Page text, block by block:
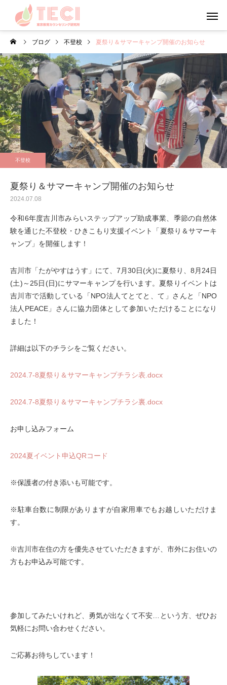
カウンセリング メンタルフ
日々のこと・その他
お盆・夏休みの過ごし方
心理学
やる気について考えて
う
ブログ 不登校 夏祭り＆サマーキャンプ開催のお知らせ
不登校
夏祭り＆サマーキャンプ開催のお知らせ
2024.07.08
令和6年度吉川市みらいステップアップ助成事業、季節の自然体
験を通じた不登校・ひきこもり支援イベント「夏祭り＆サマーキ
ャンプ」を開催します！
吉川市「たがやすはうす」にて、7月30日(火)に夏祭り、8月24日
(土)～25日(日)にサマーキャンプを行います。夏祭りイベントは
吉川市で活動している「NPO法人てとてと、て」さんと「NPO
法人PEACE」さんに協力団体として参加いただけることになり
ました！
詳細は以下のチラシをご覧ください。
2024.7-8夏祭り＆サマーキャンプチラシ表.docx
2024.7-8夏祭り＆サマーキャンプチラシ裏.docx
お申し込みフォーム
2024夏イベント申込QRコード
※保護者の付き添いも可能です。
※駐車台数に制限がありますが自家用車でもお越しいただけま
す。
※吉川市在住の方を優先させていただきますが、市外にお住いの
方もお申込み可能です。
参加してみたいけれど、勇気が出なくて不安…という方、ぜひお
気軽にお問い合わせください。
ご応募お待ちしています！